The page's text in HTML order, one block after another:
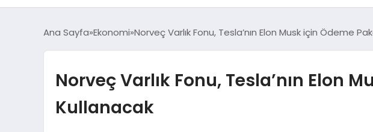
Ana Sayfa Ekonomi Norveç Varlık Fonu, Tesla’nın Elon Musk için Ödeme
Norveç Varlık Fonu, Tesla’nın Elon
Kullanacak